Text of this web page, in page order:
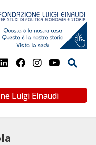
Luigi Einaudi